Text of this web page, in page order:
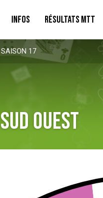
INFOS RÉSULTATS MTT
17
Ouest